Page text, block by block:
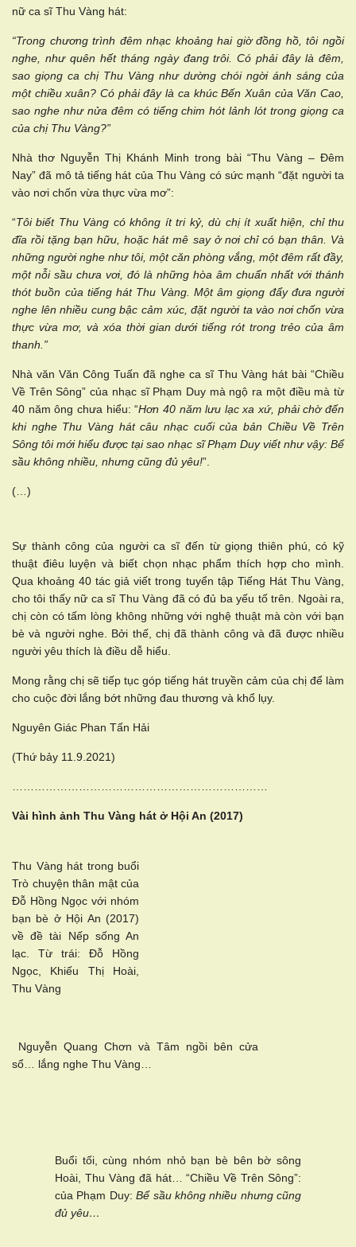
nữ ca sĩ Thu Vàng hát:
“Trong chương trình đêm nhạc khoảng hai giờ đồng hồ, tôi ngồi
nghe, như quên hết tháng ngày đang trôi. Có phải đây là đêm,
sao giọng ca chị Thu Vàng như dường chói ngời ánh sáng của
một chiều xuân? Có phải đây là ca khúc Bến Xuân của Văn Cao,
sao nghe như nửa đêm có tiếng chim hót lảnh lót trong giọng ca
của chị Thu Vàng?”
Nhà thơ Nguyễn Thị Khánh Minh trong bài “Thu Vàng – Đêm
Nay” đã mô tả tiếng hát của Thu Vàng có sức mạnh “đặt người ta
vào nơi chốn vừa thực vừa mơ”:
“Tôi biết Thu Vàng có không ít tri kỷ, dù chị ít xuất hiện, chỉ thu
đĩa rồi tặng bạn hữu, hoặc hát mê say ở nơi chỉ có bạn thân. Và
những người nghe như tôi, một căn phòng vắng, một đêm rất đầy,
một nỗi sầu chưa vơi, đó là những hòa âm chuẩn nhất với thánh
thót buồn của tiếng hát Thu Vàng. Một âm giọng đẩy đưa người
nghe lên nhiều cung bậc cảm xúc, đặt người ta vào nơi chốn vừa
thực vừa mơ, và xóa thời gian dưới tiếng rót trong trẻo của âm
thanh.”
Nhà văn Văn Công Tuấn đã nghe ca sĩ Thu Vàng hát bài “Chiều
Về Trên Sông” của nhạc sĩ Phạm Duy mà ngộ ra một điều mà từ
40 năm ông chưa hiểu: “Hơn 40 năm lưu lạc xa xứ, phải chờ đến
khi nghe Thu Vàng hát câu nhạc cuối của bản Chiều Về Trên
Sông tôi mới hiểu được tại sao nhạc sĩ Phạm Duy viết như vậy: Bể
sầu không nhiều, nhưng cũng đủ yêu!”.
(…)
Sự thành công của người ca sĩ đến từ giọng thiên phú, có kỹ
thuật điêu luyện và biết chọn nhạc phẩm thích hợp cho mình.
Qua khoảng 40 tác giả viết trong tuyển tập Tiếng Hát Thu Vàng,
cho tôi thấy nữ ca sĩ Thu Vàng đã có đủ ba yếu tố trên. Ngoài ra,
chị còn có tấm lòng không những với nghệ thuật mà còn với bạn
bè và người nghe. Bởi thế, chị đã thành công và đã được nhiều
người yêu thích là điều dễ hiểu.
Mong rằng chị sẽ tiếp tục góp tiếng hát truyền cảm của chị để làm
cho cuộc đời lắng bớt những đau thương và khổ lụy.
Nguyên Giác Phan Tấn Hải
(Thứ bảy 11.9.2021)
……………………………………………………………
Vài hình ảnh Thu Vàng hát ở Hội An (2017)
Thu Vàng hát trong buổi
Trò chuyện thân mật của
Đỗ Hồng Ngọc với nhóm
bạn bè ở Hội An (2017)
về đề tài Nếp sống An
lạc. Từ trái: Đỗ Hồng
Ngọc, Khiếu Thị Hoài,
Thu Vàng
Nguyễn Quang Chơn và Tâm ngồi bên cửa
sổ… lắng nghe Thu Vàng…
Buổi tối, cùng nhóm nhỏ bạn bè bên bờ sông
Hoài, Thu Vàng đã hát… “Chiều Về Trên Sông”:
của Phạm Duy:Bể sầu không nhiều nhưng cũng
đủ yêu…